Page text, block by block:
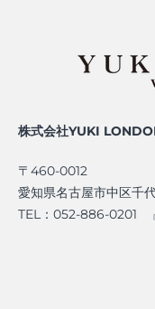
株式会社YUKI
〒460-0012
愛知県名古屋市中区千
TEL：052-886-0201